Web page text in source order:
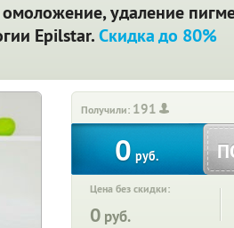
удаление
Epilstar.Скидка до 80%
Получили: 191
0 руб.
Цена без скидки:
0 руб.